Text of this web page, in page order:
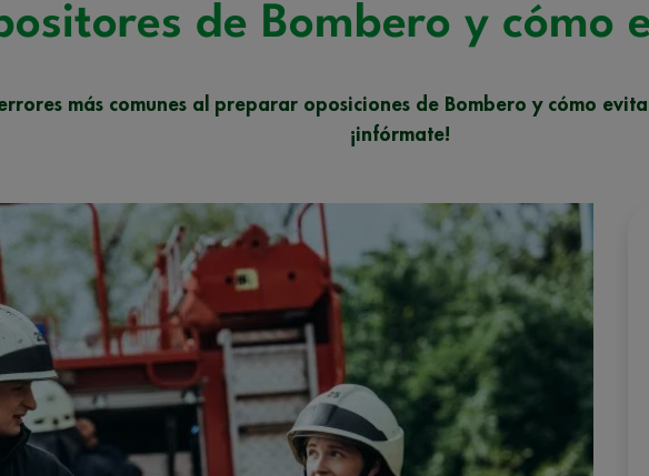
de Bombero y cómo
más comunes al preparar oposiciones de Bombero y cómo
¡infórmate!